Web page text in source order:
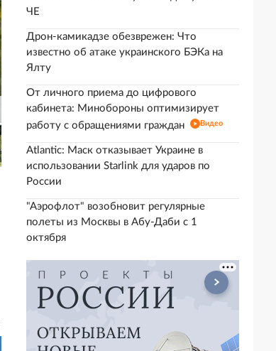
ЧЕ
Дрон-камикадзе обезврежен: Что
известно об атаке украинского БЭКа на
Ялту
От личного приема до цифрового
кабинета: Минобороны оптимизирует
работу с обращениями граждан
Видео
Atlantic: Маск отказывает Украине в
использовании Starlink для ударов по
России
"Аэрофлот" возобновит регулярные
полеты из Москвы в Абу-Даби с 1
октября